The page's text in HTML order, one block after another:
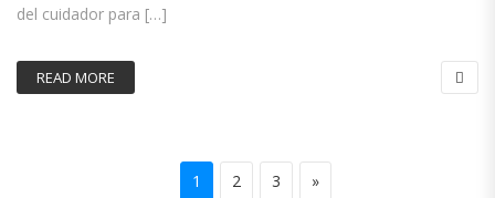
del cuidador para […]
READ MORE
Paginación de entradas
Page
1 Page
2 Page
3 Next page
»